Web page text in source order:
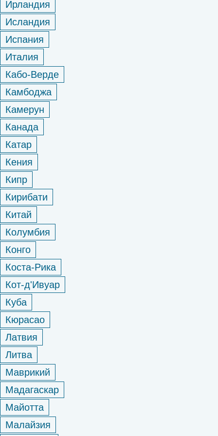
Ирландия
Исландия
Испания
Италия
Кабо-Верде
Камбоджа
Камерун
Канада
Катар
Кения
Кипр
Кирибати
Китай
Колумбия
Конго
Коста-Рика
Кот-д'Ивуар
Куба
Кюрасао
Латвия
Литва
Маврикий
Мадагаскар
Майотта
Малайзия